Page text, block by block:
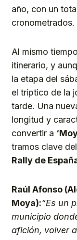
año, con un
cronometrados.
Al mismo
itinerario, y
la etapa del
el tríptico de la
tarde. Una
longitud y
convertir a
tramos clave del
Rally de
Raúl Afonso
Moya):“Es un
municipio
afición, volver